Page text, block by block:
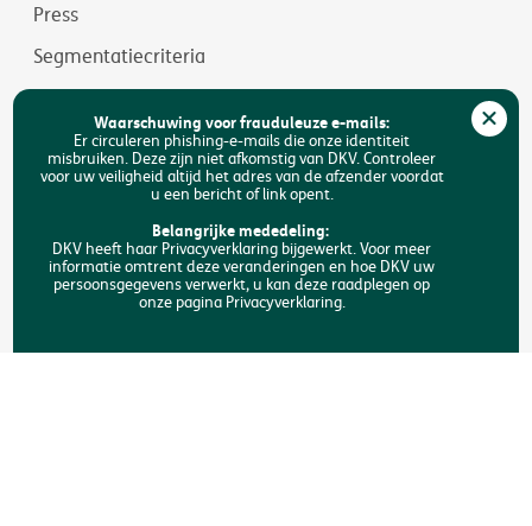
Press
Segmentatiecriteria
Jobs
Duurzaamheid
Toegankelijkheid
Zoeken
Waarschuwing voor frauduleuze e-mails:
Er circuleren phishing-e-mails die onze identiteit
misbruiken. Deze zijn niet afkomstig van DKV. Controleer
voor uw veiligheid altijd het adres van de afzender voordat
u een bericht of link opent.
Belangrijke mededeling:
DKV heeft haar Privacyverklaring bijgewerkt. Voor meer
informatie omtrent deze veranderingen en hoe DKV uw
persoonsgegevens verwerkt, u kan deze raadplegen op
onze pagina Privacyverklaring.